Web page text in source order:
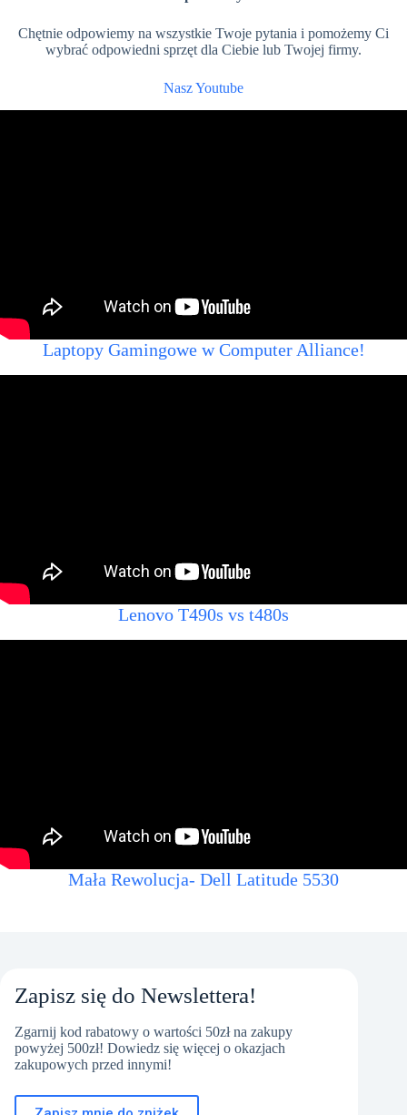
Chętnie odpowiemy na wszystkie Twoje pytania i pomożemy Ci
wybrać odpowiedni sprzęt dla Ciebie lub Twojej firmy.
Nasz Youtube
Laptopy Gamingowe w Computer Alliance!
Lenovo T490s vs t480s
Mała Rewolucja- Dell Latitude 5530
Zapisz się do Newslettera!
Zgarnij kod rabatowy o wartości 50zł na zakupy
powyżej 500zł! Dowiedz się więcej o okazjach
zakupowych przed innymi!